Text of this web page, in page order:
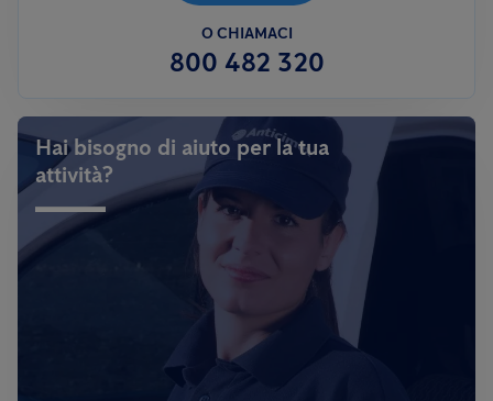
O CHIAMACI
800 482 320
Hai bisogno di aiuto per la tua
attività?